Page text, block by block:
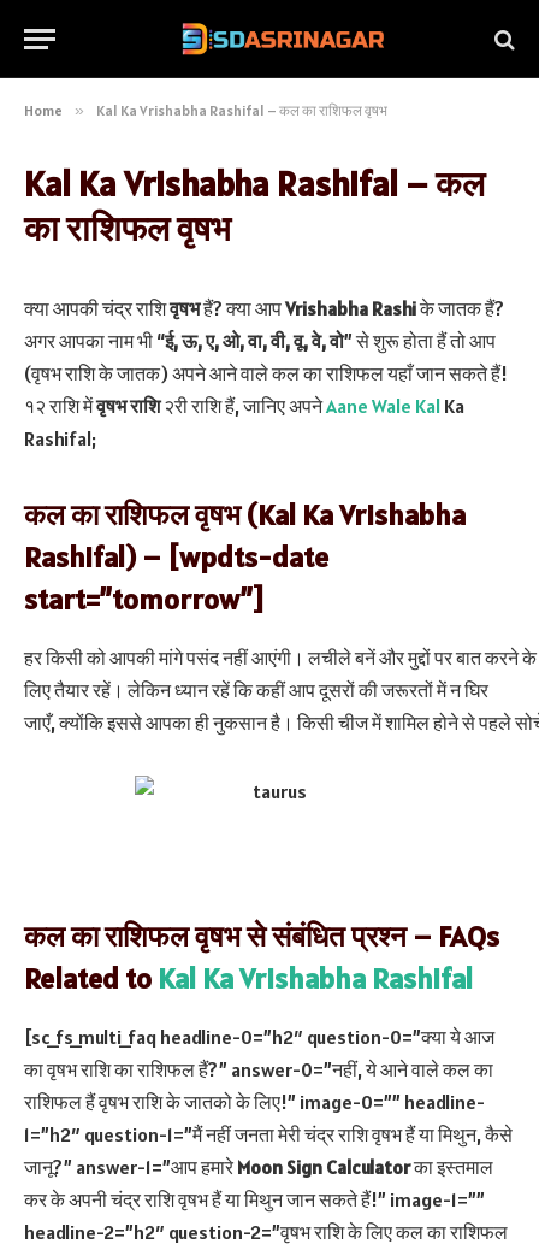
Home » Kal Ka Vrishabha Rashifal – कल का राशिफल वृषभ
Kal Ka Vrishabha Rashifal – कल
का राशिफल वृषभ
क्या आपकी चंद्र राशिवृषभहैं? क्या आपVrishabha Rashiके जातक हैं?
अगर आपका नाम भी “ई, ऊ, ए, ओ, वा, वी, वू, वे, वो” से शुरू होता हैं तो आप
(वृषभ राशि के जातक) अपने आने वाले कल का राशिफल यहाँ जान सकते हैं!
१२ राशि मेंवृषभ राशि२री राशि हैं, जानिए अपनेAane Wale Kal Ka
Rashifal;
कल का राशिफल वृषभ (Kal Ka Vrishabha
Rashifal) – [wpdts-date
start=”tomorrow”]
हर किसी को आपकी मांगे पसंद नहीं आएंगी। लचीले बनें और मुद्दों पर बात करने के
लिए तैयार रहें। लेकिन ध्यान रहें कि कहीं आप दूसरों की जरूरतों में न घिर
जाएँ, क्योंकि इससे आपका ही नुकसान है। किसी चीज में शामिल होने से पहले
कल का राशिफल वृषभ से संबंधित प्रश्न – FAQs
Related to Kal Ka Vrishabha Rashifal
[sc_fs_multi_faq headline-0=”h2″ question-0=”क्या ये आज
का वृषभ राशि का राशिफल हैं?” answer-0=”नहीं, ये आने वाले कल का
राशिफल हैं वृषभ राशि के जातको के लिए!” image-0=”” headline-
1=”h2″ question-1=”मैं नहीं जनता मेरी चंद्र राशि वृषभ हैं या मिथुन, कैसे
जानू?” answer-1=”आप हमारे Moon Sign Calculatorका इस्तमाल
कर के अपनी चंद्र राशि वृषभ हैं या मिथुन जान सकते हैं!” image-1=””
headline-2=”h2″ question-2=”वृषभ राशि के लिए कल का राशिफल